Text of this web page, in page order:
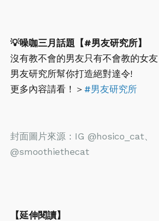
💡噪咖三月話題【#男友研究所】
沒有教不會的男友只有不會教的女友
男友研究所幫你打造絕對達令!
更多內容請看！＞ #男友研究所
封面圖片來源：IG @hosico_cat、
@smoothiethecat
【延伸閱讀】